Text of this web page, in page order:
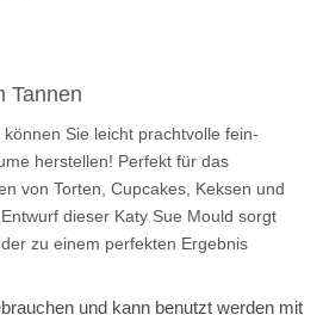
Tannen
Sie leicht prachtvolle fein-
herstellen! Perfekt für das
von Torten, Cupcakes, Keksen und
dieser Katy Sue Mould sorgt
zu einem perfekten Ergebnis
und kann benutzt werden mit